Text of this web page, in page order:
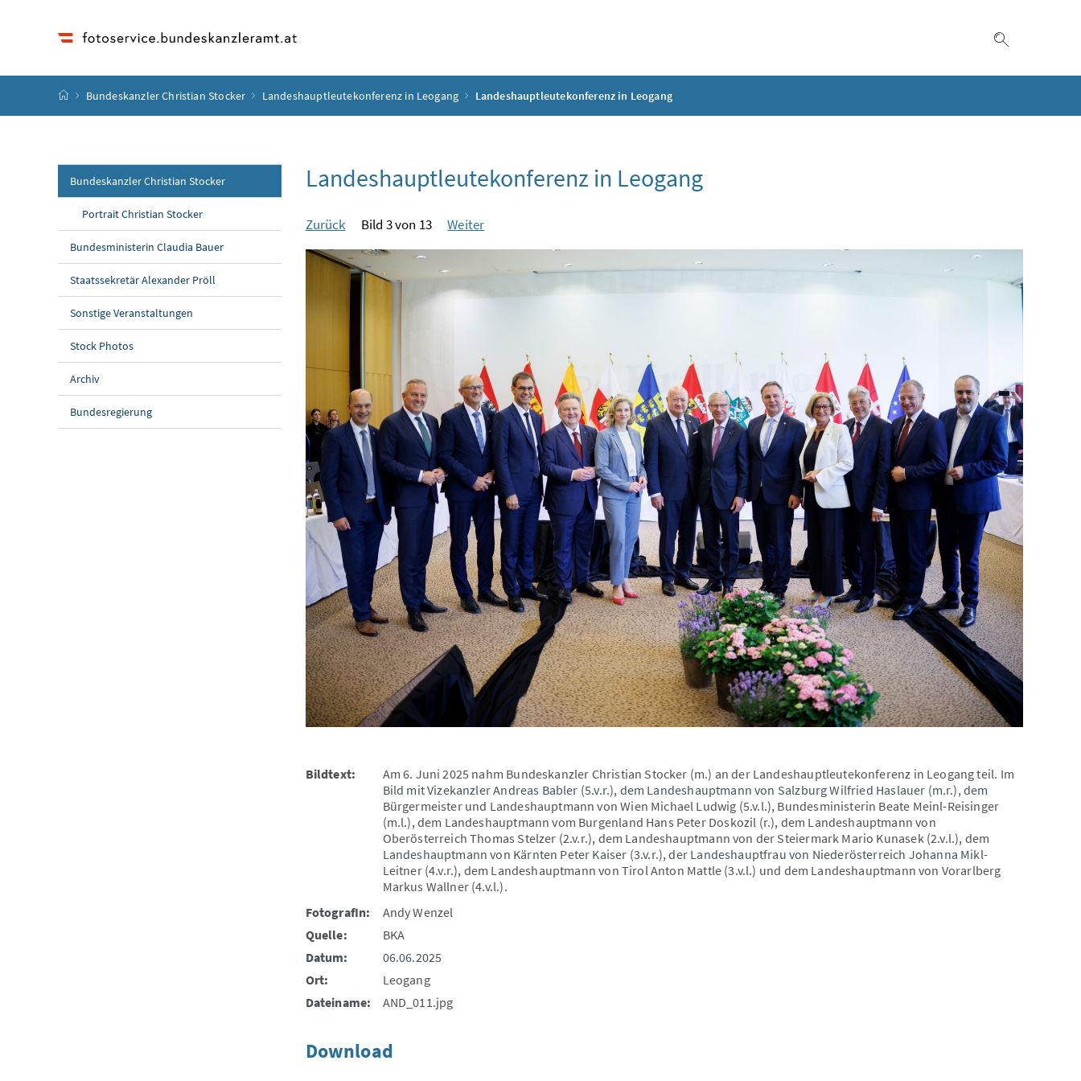
Startseite
Bundeskanzler Christian Stocker Landeshauptleutekonferenz in Leogang Landeshauptleutekonferenz in Leogang
Bundeskanzler Christian Stocker
Portrait Christian Stocker
Bundesministerin Claudia Bauer
Staatssekretär Alexander Pröll
Sonstige Veranstaltungen
Stock Photos
Archiv
Bundesregierung
Landeshauptleutekonferenz in Leogang
Zurück Bild 3 von 13 Weiter
Bildtext:
Am 6. Juni 2025 nahm Bundeskanzler Christian Stocker (m.) an der Landeshauptleutekonferenz in Leogang teil. Im
Bild mit Vizekanzler Andreas Babler (5.v.r.), dem Landeshauptmann von Salzburg Wilfried Haslauer (m.r.), dem
Bürgermeister und Landeshauptmann von Wien Michael Ludwig (5.v.l.), Bundesministerin Beate Meinl-Reisinger
(m.l.), dem Landeshauptmann vom Burgenland Hans Peter Doskozil (r.), dem Landeshauptmann von
Oberösterreich Thomas Stelzer (2.v.r.), dem Landeshauptmann von der Steiermark Mario Kunasek (2.v.l.), dem
Landeshauptmann von Kärnten Peter Kaiser (3.v.r.), der Landeshauptfrau von Niederösterreich Johanna Mikl-
Leitner (4.v.r.), dem Landeshauptmann von Tirol Anton Mattle (3.v.l.) und dem Landeshauptmann von Vorarlberg
Markus Wallner (4.v.l.).
FotografIn:
Andy Wenzel
Quelle:
BKA
Datum:
06.06.2025
Ort:
Leogang
Dateiname:
AND_011.jpg
Download